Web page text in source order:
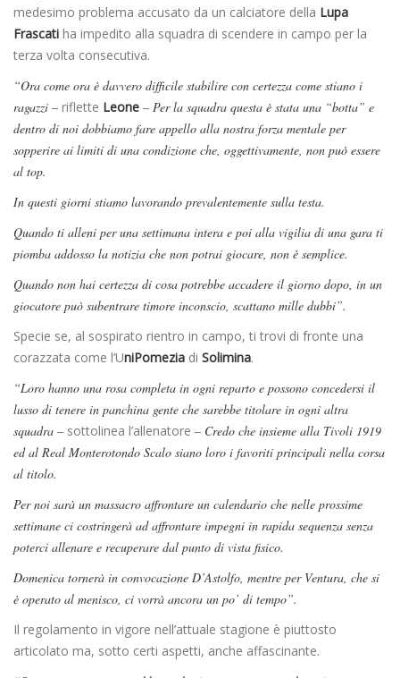
medesimo problema accusato da un calciatore della Lupa
Frascati ha impedito alla squadra di scendere in campo per la
terza volta consecutiva.
“Ora come ora è davvero difficile stabilire con certezza come stiano i
ragazzi – riflette Leone – Per la squadra questa è stata una “botta” e
dentro di noi dobbiamo fare appello alla nostra forza mentale per
sopperire ai limiti di una condizione che, oggettivamente, non può essere
al top.
In questi giorni stiamo lavorando prevalentemente sulla testa.
Quando ti alleni per una settimana intera e poi alla vigilia di una gara ti
piomba addosso la notizia che non potrai giocare, non è semplice.
Quando non hai certezza di cosa potrebbe accadere il giorno dopo, in un
giocatore può subentrare timore inconscio, scattano mille dubbi”.
Specie se, al sospirato rientro in campo, ti trovi di fronte una
corazzata come l’UniPomezia di Solimina.
“Loro hanno una rosa completa in ogni reparto e possono concedersi il
lusso di tenere in panchina gente che sarebbe titolare in ogni altra
squadra – sottolinea l’allenatore – Credo che insieme alla Tivoli 1919
ed al Real Monterotondo Scalo siano loro i favoriti principali nella corsa
al titolo.
Per noi sarà un massacro affrontare un calendario che nelle prossime
settimane ci costringerà ad affrontare impegni in rapida sequenza senza
poterci allenare e recuperare dal punto di vista fisico.
Domenica tornerà in convocazione D’Astolfo, mentre per Ventura, che si
è operato al menisco, ci vorrà ancora un po’ di tempo”.
Il regolamento in vigore nell’attuale stagione è piuttosto
articolato ma, sotto certi aspetti, anche affascinante.